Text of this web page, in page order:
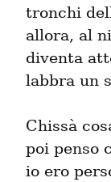
tronchi
allora, al
diventa
labbra un
Chissà
poi penso
io ero